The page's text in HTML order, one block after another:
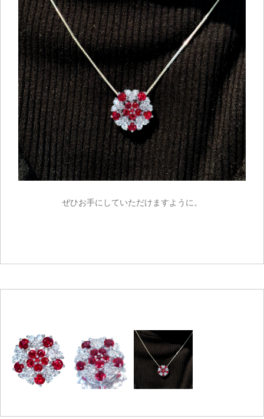
ぜひお手にしていただけますように。
ご注文手続き
カートを見る
お買い物を続ける